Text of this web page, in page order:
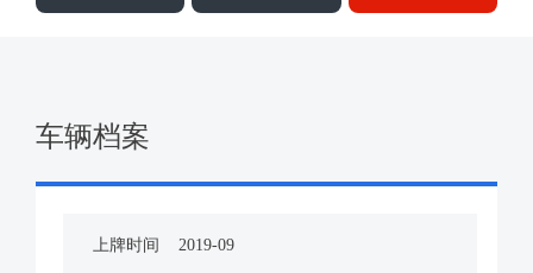
车辆档案
上牌时间 2019-09